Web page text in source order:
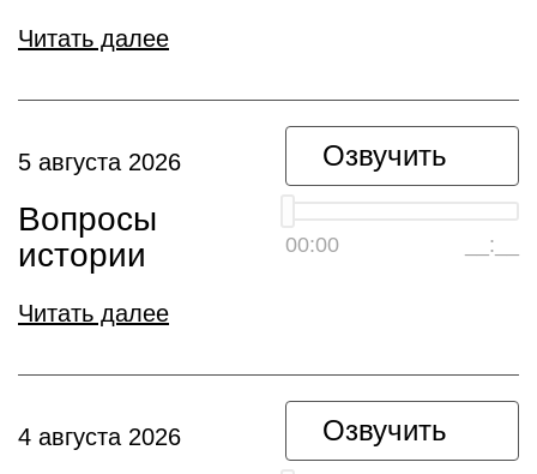
Читать далее
Озвучить
00:00 __:__
5 августа 2026
Вопросы
истории
Читать далее
Озвучить
4 августа 2026